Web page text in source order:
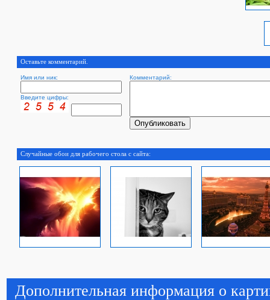
Оставьте комментарий.
Имя или ник: Комментарий:
Введите цифры:
Случайные обои для рабочего стола с сайта:
Дополнительная информация о